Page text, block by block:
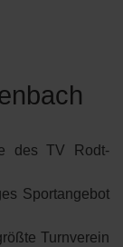
des TV Rodt-
Sportangebot
Turnverein